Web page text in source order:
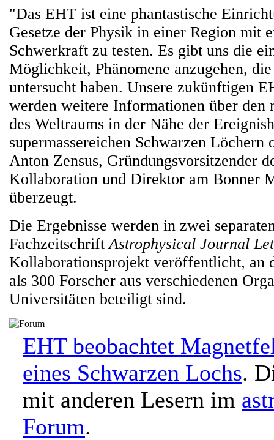
"Das EHT ist eine phantastische
Gesetze der Physik in einer Region mit
Schwerkraft zu testen. Es gibt uns die
Möglichkeit, Phänomene anzugehen,
untersucht haben. Unsere zukünftigen
werden weitere Informationen über den
des Weltraums in der Nähe der
supermassereichen Schwarzen Löchern
Anton Zensus, Gründungsvorsitzender
Kollaboration und Direktor am Bonner
überzeugt.
Die Ergebnisse werden in zwei
FachzeitschriftAstrophysical Journal
Kollaborationsprojekt veröffentlicht, an
als 300 Forscher aus verschiedenen
Universitäten beteiligt sind.
EHT beobachtet
eines Schwarzen Lochs.
mit anderen Lesern im
Forum.